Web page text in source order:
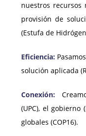
nuestros recursos
provisión de
(Estufa de
Eficiencia:
solución aplicada
Conexión:
(UPC), el gobierno
globales (COP16).